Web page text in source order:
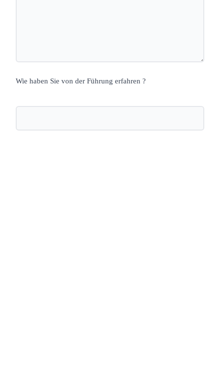
Wie haben Sie von der Führung erfahren ?